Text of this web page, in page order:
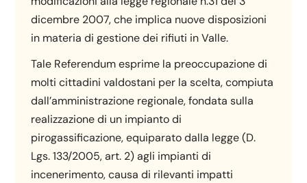
dicembre 2007, che implica nuove disposizioni
in materia di gestione dei rifiuti in Valle.
Tale Referendum esprime la preoccupazione di
molti cittadini valdostani per la scelta, compiuta
dall’amministrazione regionale, fondata sulla
realizzazione di un impianto di
pirogassificazione, equiparato dalla legge (D.
Lgs. 133/2005, art. 2) agli impianti di
incenerimento, causa di rilevanti impatti